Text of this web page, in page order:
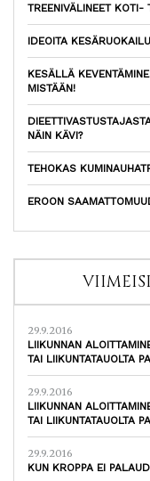
TREENIVÄLINEET KOTI-
IDEOITA
KESÄLLÄ
MISTÄÄN!
NÄIN KÄVI?
TEHOKAS
EROON
29.9.2016
LIIKUNNAN
TAI LIIKUNTATAUOLTA
29.9.2016
LIIKUNNAN
TAI LIIKUNTATAUOLTA
29.9.2016
KUN KROPPA EI